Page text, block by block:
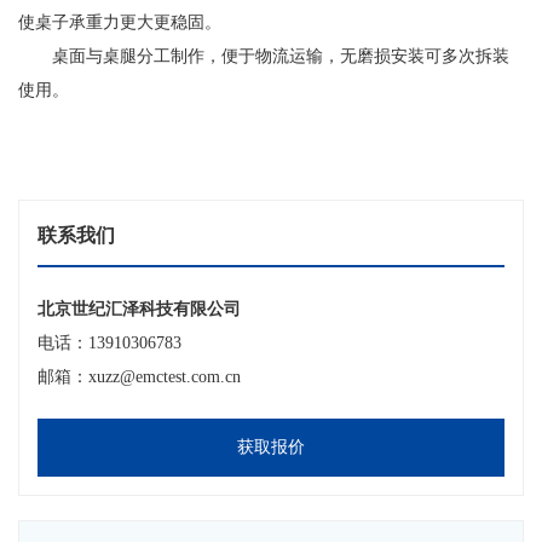
使桌子承重力更大更稳固。
桌面与桌腿分工制作，便于物流运输，无磨损安装可多次拆装
使用。
联系我们
北京世纪汇泽科技有限公司
电话：13910306783
邮箱：xuzz@emctest.com.cn
获取报价